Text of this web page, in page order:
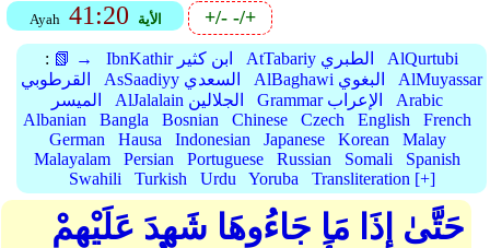
Ayah 41:20 الأية +/--/+
: 📗 → IbnKathir ابن كثير AtTabariy الطبري
AlQurtubi
القرطوبي
AsSaadiyy السعدي AlBaghawi البغوي
AlMuyassar
الميسر
AlJalalain الجلالين Grammar الإعراب
Arabic
Albanian
Bangla Bosnian Chinese Czech English
French
German
Hausa Indonesian Japanese Korean
Malay
Malayalam
Persian Portuguese Russian Somali
Spanish
Swahili
Turkish Urdu Yoruba Transliteration [+]
حَتَّىٰ إِذَا مَا جَاءُوهَا شَهِدَ عَلَيْهِمْ